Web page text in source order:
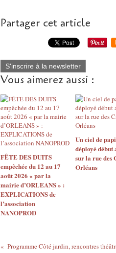
Partager cet article
S'inscrire à la newsletter
Vous aimerez aussi :
FÊTE DES DUITS
empêchée du 12 au 17
août 2026 « par la
mairie d’ORLEANS » :
EXPLICATIONS de
l’association
NANOPROD
Un ciel de
déployé début
sur la rue des
Orléans